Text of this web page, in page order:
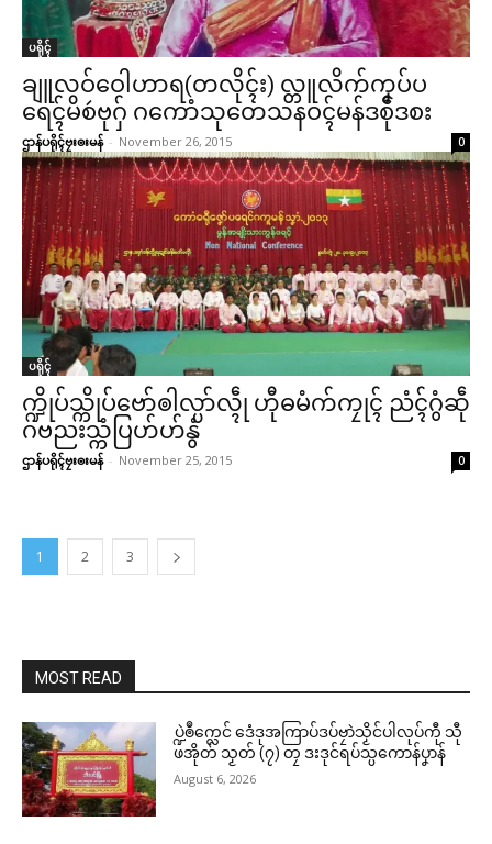
ပရိုၚ်
ချူလဝ်ဝေါဟာရ(တလိုၚ်း) လ္တူလိက်ကၞပ်ပ
ရေၚ်မိစဴဗုဂှ် ဂကောံသုတေသနဝၚ်မန်ဒစဵုဒစး
ဌာန်ပရိုၚ်ဗၠးၜးမန် - November 26, 2015 0
ပရိုၚ်
က္ဍိုပ်သ္ကိုပ်ဗော်ၜါလ္ပာ်လ္ၚဵု ဟီုဓမံက်ကၠုၚ် ညံၚ်ဂွံဆဵု
ဂဗညးသ္ကံပြဟ်ဟ်နွံ
ဌာန်ပရိုၚ်ဗၠးၜးမန် - November 25, 2015 0
1 2 3
MOST READ
ပ္ဍဲၜဳက္လေင် ဒေံဒုအကြာပ်ဒပ်ဗၠာဲသၟိင်ပါလုပ်ကီု သီု
ဖအိုတ် သၟတ် (၇) တၠ ဒးဒုင်ရပ်သ္ပကောန်ပၞာန်
August 6, 2026